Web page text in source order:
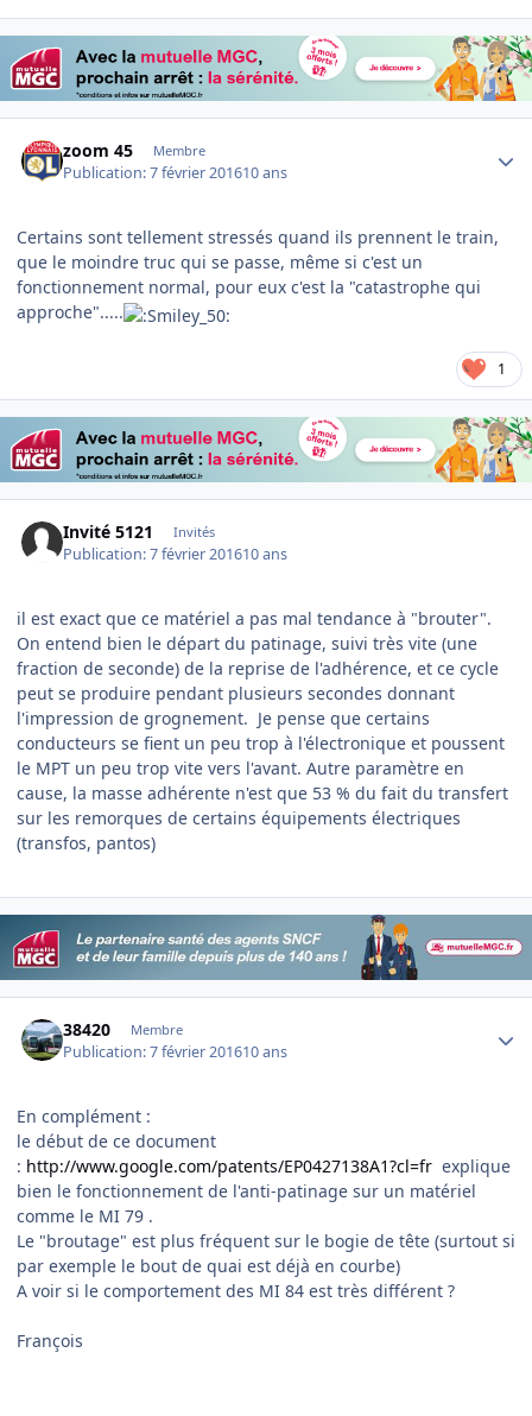
zoom 45 Membre
Publication:7 février 201610 ans
Certains sont tellement stressés quand ils prennent le train,
que le moindre truc qui se passe, même si c'est un
fonctionnement normal, pour eux c'est la "catastrophe qui
approche".....
1
Invité 5121 Invités
Publication:7 février 201610 ans
il est exact que ce matériel a pas mal tendance à "brouter".
On entend bien le départ du patinage, suivi très vite (une
fraction de seconde) de la reprise de l'adhérence, et ce cycle
peut se produire pendant plusieurs secondes donnant
l'impression de grognement. Je pense que certains
conducteurs se fient un peu trop à l'électronique et poussent
le MPT un peu trop vite vers l'avant. Autre paramètre en
cause, la masse adhérente n'est que 53 % du fait du transfert
sur les remorques de certains équipements électriques
(transfos, pantos)
38420 Membre
Publication:7 février 201610 ans
En complément :
le début de ce document
: http://www.google.com/patents/EP0427138A1?cl=fr explique
bien le fonctionnement de l'anti-patinage sur un matériel
comme le MI 79 .
Le "broutage" est plus fréquent sur le bogie de tête (surtout si
par exemple le bout de quai est déjà en courbe)
A voir si le comportement des MI 84 est très différent ?
François